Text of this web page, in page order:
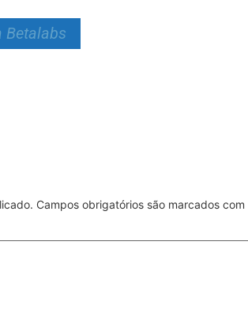
Betalabs
Campos obrigatórios são marcados com